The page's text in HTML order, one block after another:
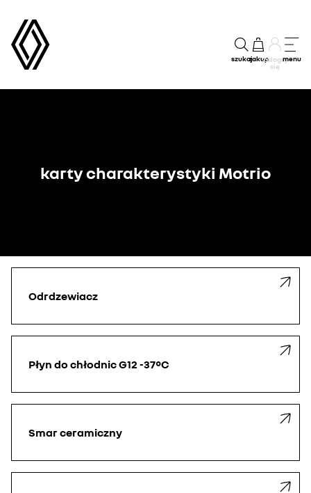
szukajzakupZaloguj
się
menu
karty charakterystyki Motrio
Odrdzewiacz
Płyn do chłodnic G12 -37°C
Smar ceramiczny